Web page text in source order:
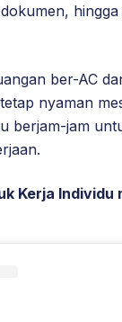
hingga
ber-AC
nyaman
berjam-jam
Kerja Individu